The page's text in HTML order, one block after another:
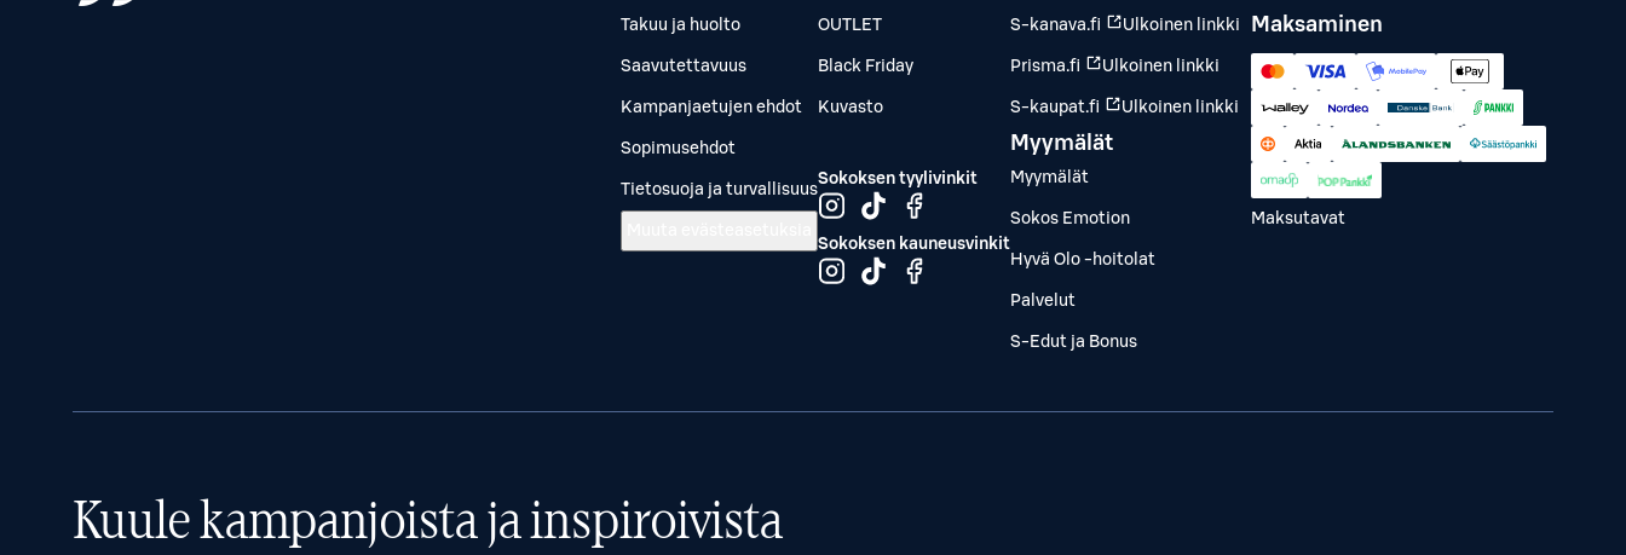
Takuu ja huolto
Saavutettavuus
Kampanjaetujen ehdot
Sopimusehdot
Tietosuoja ja turvallisuus
OUTLET
Black Friday
Kuvasto
Sokoksen tyylivinkit
Sokoksen kauneusvinkit
S-kanava.fi Ulkoinen linkki
Prisma.fi Ulkoinen linkki
S-kaupat.fi Ulkoinen linkki
Myymälät
Myymälät
Sokos Emotion
Hyvä Olo -hoitolat
Palvelut
S-Edut ja Bonus
Maksaminen
Maksutavat
Kuule kampanjoista ja inspiroivista